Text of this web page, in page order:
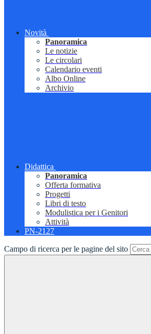
Novità
Panoramica
Le notizie
Le circolari
Calendario eventi
Albo Online
Archivio
Didattica
Panoramica
Offerta formativa
Progetti
Libri di testo
Modulistica per i Genitori
Attività
PN-2127
Campo di ricerca per le pagine del sito